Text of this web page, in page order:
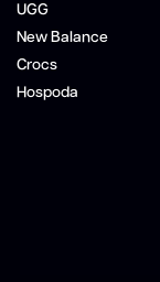
UGG
New Balance
Crocs
Hospoda